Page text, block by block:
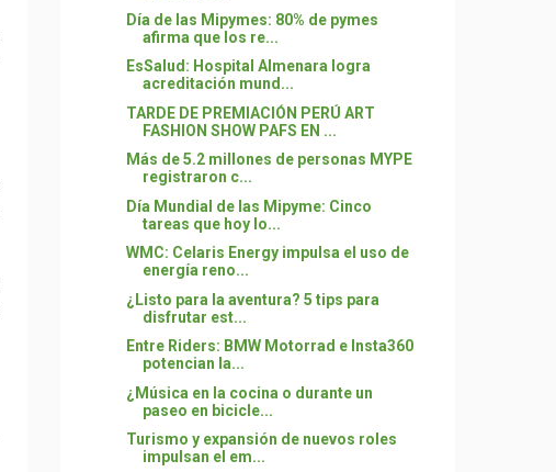
Día de las Mipymes: 80% de pymes
afirma que los re...
EsSalud: Hospital Almenara logra
acreditación mund...
TARDE DE PREMIACIÓN PERÚ ART
FASHION SHOW PAFS EN ...
Más de 5.2 millones de personas MYPE
registraron c...
Día Mundial de las Mipyme: Cinco
tareas que hoy lo...
WMC: Celaris Energy impulsa el uso de
energía reno...
¿Listo para la aventura? 5 tips para
disfrutar est...
Entre Riders: BMW Motorrad e Insta360
potencian la...
¿Música en la cocina o durante un
paseo en bicicle...
Turismo y expansión de nuevos roles
impulsan el em...